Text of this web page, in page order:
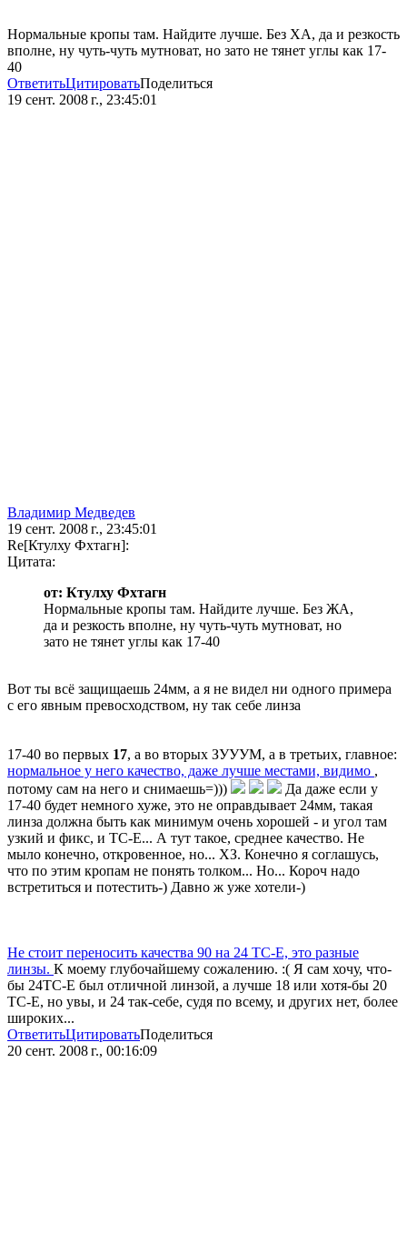
Нормальные кропы там. Найдите лучше. Без ХА, да и резкость
вполне, ну чуть-чуть мутноват, но зато не тянет углы как 17-
40
ОтветитьЦитироватьПоделиться
19 сент. 2008 г., 23:45:01
Владимир Медведев
19 сент. 2008 г., 23:45:01
Re[Ктулху Фхтагн]:
Цитата:
от: Ктулху Фхтагн
Нормальные кропы там. Найдите лучше. Без ЖА,
да и резкость вполне, ну чуть-чуть мутноват, но
зато не тянет углы как 17-40
Вот ты всё защищаешь 24мм, а я не видел ни одного примера
с его явным превосходством, ну так себе линза
17-40 во первых 17, а во вторых ЗУУУМ, а в третьих, главное:
нормальное у него качество, даже лучше местами, видимо ,
потому сам на него и снимаешь=)))
Да даже если у
17-40 будет немного хуже, это не оправдывает 24мм, такая
линза должна быть как минимум очень хорошей - и угол там
узкий и фикс, и ТС-Е... А тут такое, среднее качество. Не
мыло конечно, откровенное, но... ХЗ. Конечно я соглашусь,
что по этим кропам не понять толком... Но... Короч надо
встретиться и потестить-) Давно ж уже хотели-)
Не стоит переносить качества 90 на 24 ТС-Е, это разные
линзы. К моему глубочайшему сожалению. :( Я сам хочу, что-
бы 24ТС-Е был отличной линзой, а лучше 18 или хотя-бы 20
ТС-Е, но увы, и 24 так-себе, судя по всему, и других нет, более
широких...
ОтветитьЦитироватьПоделиться
20 сент. 2008 г., 00:16:09